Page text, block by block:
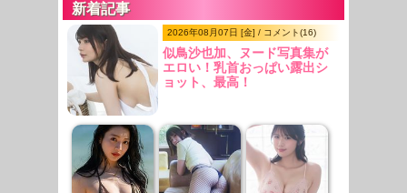
新着記事
2026年08月07日 [金] / コメント(16)
似鳥沙也加、ヌード写真集が
エロい！乳首おっぱい露出シ
ョット、最高！